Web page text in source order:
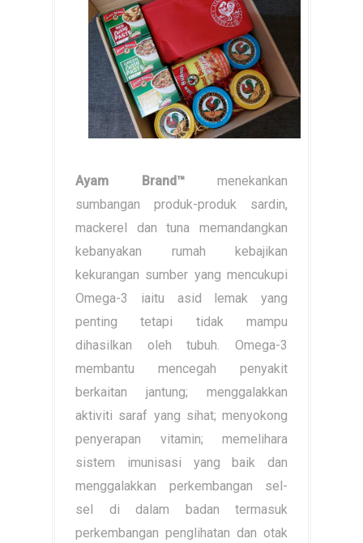
Ayam Brand™menekankan
sumbangan produk-produk sardin,
mackerel dan tuna memandangkan
kebanyakan rumah kebajikan
kekurangan sumber yang mencukupi
Omega-3 iaitu asid lemak yang
penting tetapi tidak mampu
dihasilkan oleh tubuh. Omega-3
membantu mencegah penyakit
berkaitan jantung; menggalakkan
aktiviti saraf yang sihat; menyokong
penyerapan vitamin; memelihara
sistem imunisasi yang baik dan
menggalakkan perkembangan sel-
sel di dalam badan termasuk
perkembangan penglihatan dan otak